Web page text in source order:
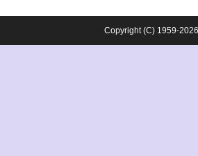
Copyright (C) 1959-